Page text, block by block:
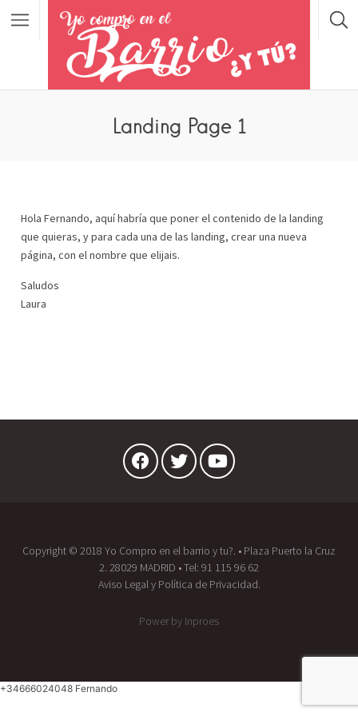
Landing Page 1
Hola Fernando, aquí habría que poner el contenido de la landing
que quieras, y para cada una de las landing, crear una nueva
página, con el nombre que elijais.
Saludos
Laura
Copyright © 2018 Yo Compro en el barrio y tu?. • Plaza Puerto la Cruz
2. 28029 MADRID • Tel: 91 115 96 62
Aviso Legaly Política de Privacidad.
Power by Inproes
+34666024048 Fernando